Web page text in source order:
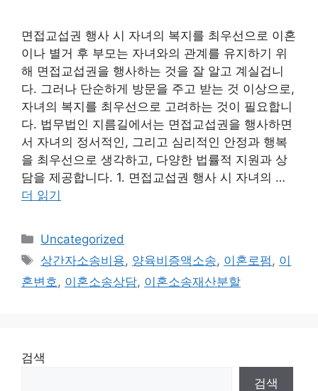
면접교섭권 행사 시 자녀의 복지를 최우선으로 이혼
이나 별거 후 부모는 자녀와의 관계를 유지하기 위
해 면접교섭권을 행사하는 것을 잘 알고 계실겁니
다. 그러나 단순하게 방문을 주고 받는 것 이상으로,
자녀의 복지를 최우선으로 고려하는 것이 필요합니
다. 법무법인 지름길에서는 면접교섭권을 행사하면
서 자녀의 정서적인, 그리고 심리적인 안정과 행복
을 최우선으로 생각하고, 다양한 법률적 지원과 상
담을 제공합니다. 1. 면접교섭권 행사 시 자녀의 …
더 읽기
카
테
고
리
Uncategorized
태
그
상간자소송비용, 양육비증액소송, 이혼로펌 , 이
혼변호 , 이혼소송상담, 이혼소송재산분할
검색
검색